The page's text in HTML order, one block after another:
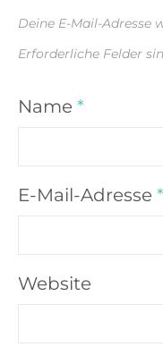
Deine E-Mail-Adresse
Erforderliche Felder
Name *
E-Mail-Adresse *
Website